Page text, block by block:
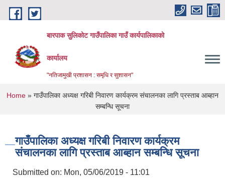
Skip to main content
बारपाक सुलिकोट गाउँपालिका गाउँ कार्यपालिकाको
कार्यालय
"नतिजामुखी प्रशासन : समृधि र सुशासन"
You are here
Home » गाउँपालिका अध्यक्ष गरिबी निवारण कार्यक्रम संचालनका लागि प्रस्ताब आब्हान
सम्बन्धि सूचना
गाउँपालिका अध्यक्ष गरिबी निवारण कार्यक्रम
संचालनका लागि प्रस्ताब आब्हान सम्बन्धि सूचना
Submitted on: Mon, 05/06/2019 - 11:01